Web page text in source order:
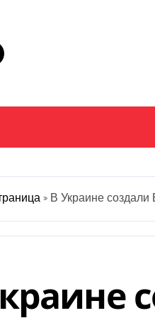
» В Украине